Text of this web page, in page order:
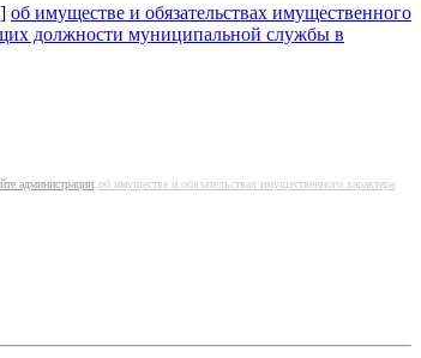
] об имуществе и обязательствах имущественного
должности муниципальной службы в
администрации об имуществе и обязательствах имущественного характера